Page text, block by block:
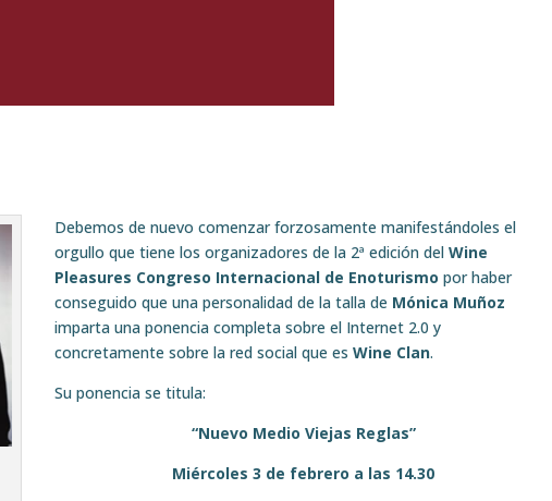
Debemos de nuevo comenzar forzosamente manifestándoles el
orgullo que tiene los organizadores de la 2ª edición del Wine
Pleasures Congreso Internacional de Enoturismo por haber
conseguido que una personalidad de la talla de Mónica Muñoz
imparta una ponencia completa sobre el Internet 2.0 y
concretamente sobre la red social que es Wine Clan.
Su ponencia se titula:
“Nuevo Medio Viejas Reglas”
Miércoles 3 de febrero a las 14.30